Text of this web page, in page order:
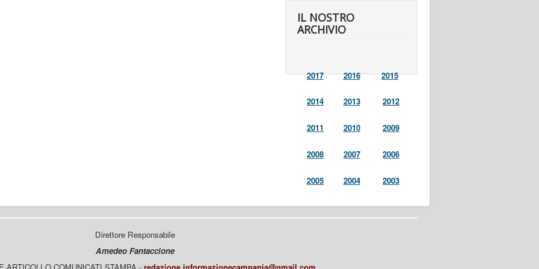
IL NOSTRO
ARCHIVIO
2017 2016 2015
2014 2013 2012
2011 2010 2009
2008 2007 2006
2005 2004 2003
Direttore Responsabile
Amedeo Fantaccione